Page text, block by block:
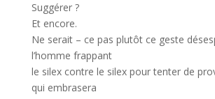
Suggérer ?
Et encore.
Ne serait – ce pas plutôt ce geste
l’homme frappant
le silex contre le silex pour tenter de
qui embrasera